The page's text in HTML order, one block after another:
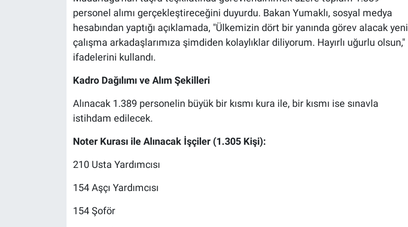
personel alımı gerçekleştireceğini duyurdu. Bakan Yumaklı, sosyal medya
hesabından yaptığı açıklamada, "Ülkemizin dört bir yanında görev alacak yeni
çalışma arkadaşlarımıza şimdiden kolaylıklar diliyorum. Hayırlı uğurlu olsun,"
ifadelerini kullandı.
Kadro Dağılımı ve Alım Şekilleri
Alınacak 1.389 personelin büyük bir kısmı kura ile, bir kısmı ise sınavla
istihdam edilecek.
Noter Kurası ile Alınacak İşçiler (1.305 Kişi):
210 Usta Yardımcısı
154 Aşçı Yardımcısı
154 Şoför